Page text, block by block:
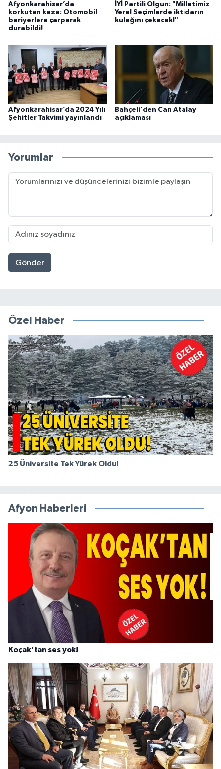
Afyonkarahisar’da
korkutan kaza: Otomobil
bariyerlere çarparak
durabildi!
İYİ Partili Olgun: "Milletimiz
Yerel Seçimlerde iktidarın
kulağını çekecek!"
Afyonkarahisar’da 2024 Yılı
Şehitler Takvimi yayınlandı
Bahçeli'den Can Atalay
açıklaması
Yorumlar
Gönder
Özel Haber
25 Üniversite Tek Yürek Oldu!
Afyon Haberleri
Koçak’tan ses yok!